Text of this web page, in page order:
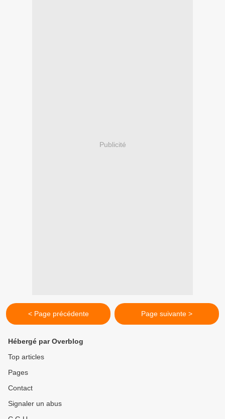
Publicité
< Page précédente Page suivante >
Hébergé par Overblog
Top articles
Pages
Contact
Signaler un abus